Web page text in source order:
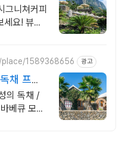
그니쳐커피
요! 뷰맛
1589368656 광고
채 프라
의 독채 /
베큐 모두